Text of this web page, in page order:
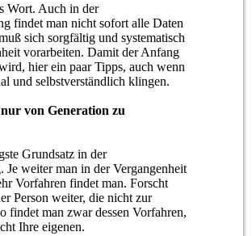
Wort. Auch in der
findet man nicht sofort alle Daten
sich sorgfältig und systematisch
vorarbeiten. Damit der Anfang
hier ein paar Tipps, auch wenn
und selbstverständlich klingen.
von Generation zu
Grundsatz in der
Je weiter man in der Vergangenheit
Vorfahren findet man. Forscht
Person weiter, die nicht zur
findet man zwar dessen Vorfahren,
Ihre eigenen.